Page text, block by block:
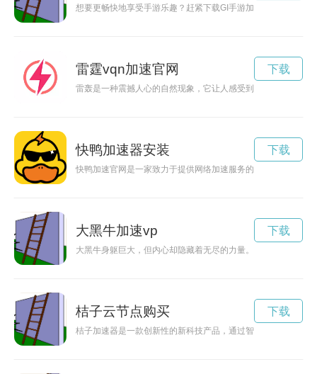
想要更畅快地享受手游乐趣？赶紧下载GI手游加速器，帮助您
雷霆vqn加速官网
雷轰是一种震撼人心的自然现象，它让人感受到大自然的力量
下载
快鸭加速器安装
快鸭加速官网是一家致力于提供网络加速服务的平台，通过其
下载
大黑牛加速vp
大黑牛身躯巨大，但内心却隐藏着无尽的力量。当它们加速时
下载
桔子云节点购买
桔子加速器是一款创新性的新科技产品，通过智能化设计和高
下载